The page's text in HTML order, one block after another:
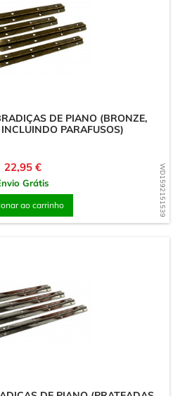
WD1592151539
DE PIANO (BRONZE,
PARAFUSOS)
Preço
22,95 €
Grátis
ao carrinho